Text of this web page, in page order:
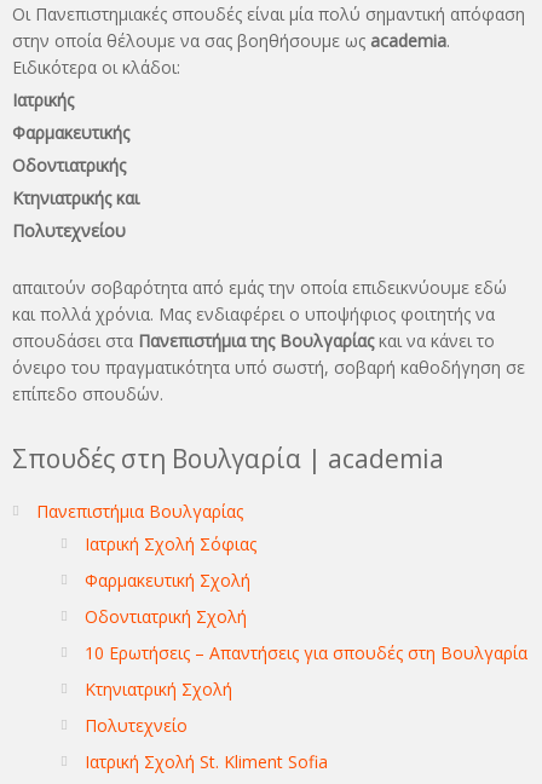
Οι Πανεπιστημιακές σπουδές είναι μία πολύ σημαντική απόφαση
στην οποία θέλουμε να σας βοηθήσουμε ως academia.
Ειδικότερα οι κλάδοι:
Ιατρικής
Φαρμακευτικής
Οδοντιατρικής
Κτηνιατρικής και
Πολυτεχνείου
απαιτούν σοβαρότητα από εμάς την οποία επιδεικνύουμε εδώ
και πολλά χρόνια. Μας ενδιαφέρει ο υποψήφιος φοιτητής να
σπουδάσει στα Πανεπιστήμια της Βουλγαρίαςκαι να κάνει το
όνειρo του πραγματικότητα υπό σωστή, σοβαρή καθοδήγηση σε
επίπεδο σπουδών.
Σπουδές στη Βουλγαρία | academia
Πανεπιστήμια Βουλγαρίας
Ιατρική Σχολή Σόφιας
Φαρμακευτική Σχολή
Οδοντιατρική Σχολή
10 Ερωτήσεις – Απαντήσεις για σπουδές στη Βουλγαρία
Κτηνιατρική Σχολή
Πολυτεχνείο
Ιατρική Σχολή St. Kliment Sofia